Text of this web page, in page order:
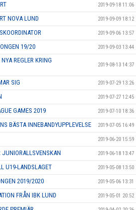
2019-09-18 11:06
NOVA LUND 2019-09-09 18:12
2019-09-06 13:57
19/20 2019-09-03 13:44
REGLER KRING
2019-08-13 14:37
SIG 2019-07-29 13:26
2019-07-27 12:45
GAMES 2019 2019-07-10 18:36
BÄSTA INNEBANDYUPPLEVELSE 2019-07-05 16:49
2019-06-20 15:59
JUNIORALLSVENSKAN 2019-06-18 13:47
U19-LANDSLAGET 2019-05-08 13:50
2019/2020 2019-05-06 13:31
FRÅN IBK LUND 2019-05-01 20:52